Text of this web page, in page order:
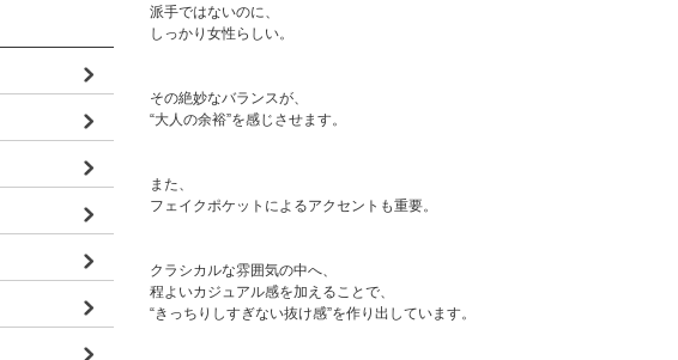
派手ではないのに、
しっかり女性らしい。
その絶妙なバランスが、
“大人の余裕”を感じさせます。
また、
フェイクポケットによるアクセントも重要。
クラシカルな雰囲気の中へ、
程よいカジュアル感を加えることで、
“きっちりしすぎない抜け感”を作り出しています。